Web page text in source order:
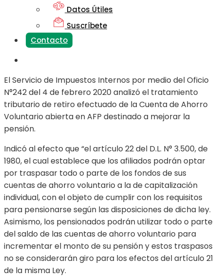
Datos Útiles
Suscríbete
Contacto
El Servicio de Impuestos Internos por medio del Oficio
N°242 del 4 de febrero 2020 analizó el tratamiento
tributario de retiro efectuado de la Cuenta de Ahorro
Voluntario abierta en AFP destinado a mejorar la
pensión.
Indicó al efecto que “el artículo 22 del D.L. N° 3.500, de
1980, el cual establece que los afiliados podrán optar
por traspasar todo o parte de los fondos de sus
cuentas de ahorro voluntario a la de capitalización
individual, con el objeto de cumplir con los requisitos
para pensionarse según las disposiciones de dicha ley.
Asimismo, los pensionados podrán utilizar todo o parte
del saldo de las cuentas de ahorro voluntario para
incrementar el monto de su pensión y estos traspasos
no se considerarán giro para los efectos del artículo 21
de la misma Ley.